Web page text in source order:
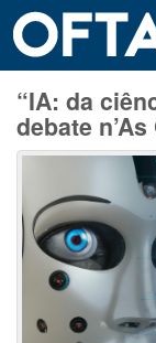
“IA: da
debate